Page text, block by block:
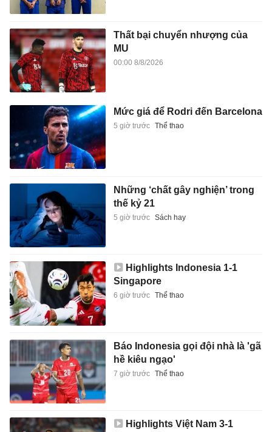
Thất bại chuyển nhượng của
MU
00:00 8/8/2026
Mức giá để Rodri đến Barcelona
5 giờ trước Thể thao
Những ‘chất gây nghiện’ trong
thế kỷ 21
5 giờ trước Sách hay
Highlights Indonesia 1-1
Singapore
6 giờ trước Thể thao
Báo Indonesia gọi đội nhà là 'gã
hề kiêu ngạo'
7 giờ trước Thể thao
Highlights Việt Nam 3-1